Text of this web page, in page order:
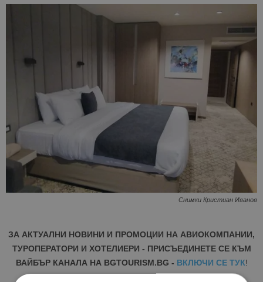
Снимки Кристиан Иванов
ЗА АКТУАЛНИ НОВИНИ И ПРОМОЦИИ НА АВИОКОМПАНИИ,
ТУРОПЕРАТОРИ И ХОТЕЛИЕРИ - ПРИСЪЕДИНЕТЕ СЕ КЪМ
ВАЙБЪР КАНАЛА НА BGTOURISM.BG - ВКЛЮЧИ СЕ ТУК!